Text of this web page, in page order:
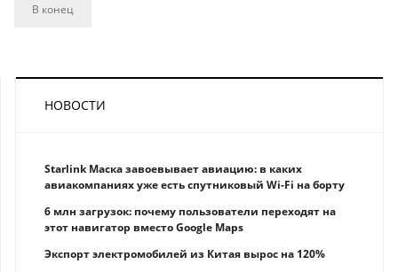
В конец
НОВОСТИ
Starlink Маска завоевывает авиацию: в каких
авиакомпаниях уже есть спутниковый Wi-Fi на борту
6 млн загрузок: почему пользователи переходят на
этот навигатор вместо Google Maps
Экспорт электромобилей из Китая вырос на 120%